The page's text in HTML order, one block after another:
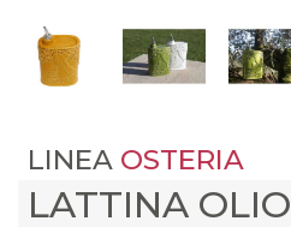
LINEA OSTERIA
LATTINA OLIO